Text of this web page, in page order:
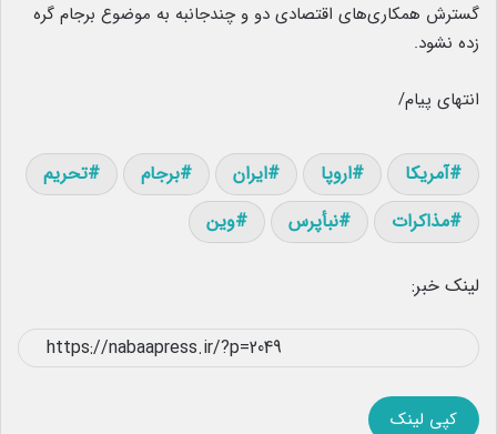
گسترش همکاری‌های اقتصادی دو و چندجانبه به موضوع برجام گره
زده نشود.
انتهای پیام/
آمریکا اروپا ایران برجام
تحریم
مذاکرات
نبأپرس وین
لینک خبر:
کپی لینک